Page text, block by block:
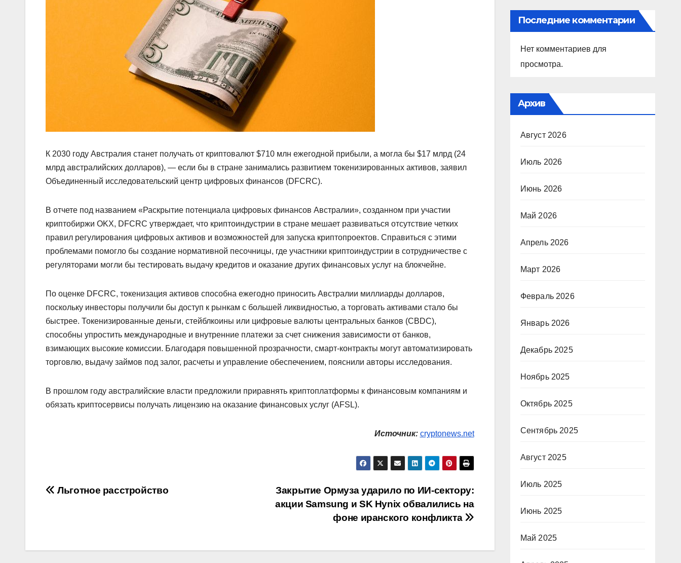
К 2030 году Австралия станет получать от криптовалют $710 млн ежегодной прибыли, а могла бы $17 млрд (24
млрд австралийских долларов), — если бы в стране занимались развитием токенизированных активов, заявил
Объединенный исследовательский центр цифровых финансов (DFCRC).
В отчете под названием «Раскрытие потенциала цифровых финансов Австралии», созданном при участии
криптобиржи OKX, DFCRC утверждает, что криптоиндустрии в стране мешает развиваться отсутствие четких
правил регулирования цифровых активов и возможностей для запуска криптопроектов. Справиться с этими
проблемами помогло бы создание нормативной песочницы, где участники криптоиндустрии в сотрудничестве с
регуляторами могли бы тестировать выдачу кредитов и оказание других финансовых услуг на блокчейне.
По оценке DFCRC, токенизация активов способна ежегодно приносить Австралии миллиарды долларов,
поскольку инвесторы получили бы доступ к рынкам с большей ликвидностью, а торговать активами стало бы
быстрее. Токенизированные деньги, стейблкоины или цифровые валюты центральных банков (CBDC),
способны упростить международные и внутренние платежи за счет снижения зависимости от банков,
взимающих высокие комиссии. Благодаря повышенной прозрачности, смарт-контракты могут автоматизировать
торговлю, выдачу займов под залог, расчеты и управление обеспечением, пояснили авторы исследования.
В прошлом году австралийские власти предложили приравнять криптоплатформы к финансовым компаниям и
обязать криптосервисы получать лицензию на оказание финансовых услуг (AFSL).
Источник: cryptonews.net
Навигация
Закрытие Ормуза ударило по ИИ-сектору:
акции Samsung и SK Hynix обвалились на
фоне иранского конфликта
Льготное расстройство
Последние комментарии
Нет комментариев для
просмотра.
Архив
Август 2026
Июль 2026
Июнь 2026
Май 2026
Апрель 2026
Март 2026
Февраль 2026
Январь 2026
Декабрь 2025
Ноябрь 2025
Октябрь 2025
Сентябрь 2025
Август 2025
Июль 2025
Июнь 2025
Май 2025